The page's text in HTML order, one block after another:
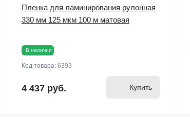
Пленка для ламинирования рулонная
330 мм 125 мкм 100 м матовая
В наличии
Код товара: 6393
4 437 руб. Купить